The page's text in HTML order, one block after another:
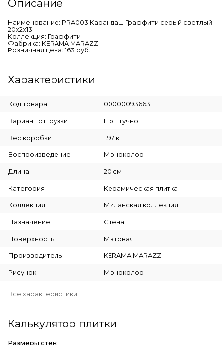
Описание
Наименование: PRA003 Карандаш Граффити серый светлый
20x2x13
Коллекция: Граффити
Фабрика: KERAMA MARAZZI
Розничная цена: 163 руб.
Характеристики
Код товара 00000093663
Вариант отгрузки Поштучно
Вес коробки 1.97 кг
Воспроизведение Моноколор
Длина 20 см
Категория Керамическая плитка
Коллекция Миланская коллекция
Назначение Стена
Поверхность Матовая
Производитель KERAMA MARAZZI
Рисунок Моноколор
Все характеристики
Калькулятор плитки
Размеры стен: